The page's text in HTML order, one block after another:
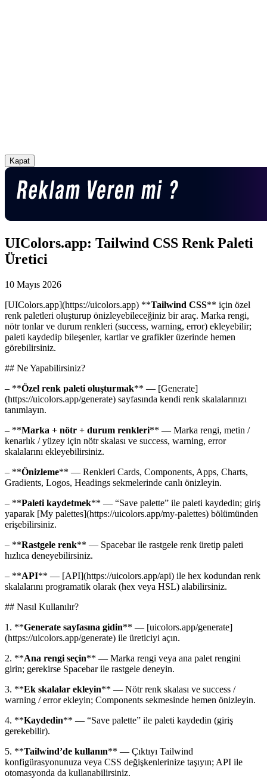
Kapat
UIColors.app: Tailwind CSS Renk Paleti
Üretici
10 Mayıs 2026
[UIColors.app](https://uicolors.app) **Tailwind CSS** için özel
renk paletleri oluşturup önizleyebileceğiniz bir araç. Marka rengi,
nötr tonlar ve durum renkleri (success, warning, error) ekleyebilir;
paleti kaydedip bileşenler, kartlar ve grafikler üzerinde hemen
görebilirsiniz.
## Ne Yapabilirsiniz?
– **Özel renk paleti oluşturmak** — [Generate]
(https://uicolors.app/generate) sayfasında kendi renk skalalarınızı
tanımlayın.
– **Marka + nötr + durum renkleri** — Marka rengi, metin /
kenarlık / yüzey için nötr skalası ve success, warning, error
skalalarını ekleyebilirsiniz.
– **Önizleme** — Renkleri Cards, Components, Apps, Charts,
Gradients, Logos, Headings sekmelerinde canlı önizleyin.
– **Paleti kaydetmek** — “Save palette” ile paleti kaydedin; giriş
yaparak [My palettes](https://uicolors.app/my-palettes) bölümünden
erişebilirsiniz.
– **Rastgele renk** — Spacebar ile rastgele renk üretip paleti
hızlıca deneyebilirsiniz.
– **API** — [API](https://uicolors.app/api) ile hex kodundan renk
skalalarını programatik olarak (hex veya HSL) alabilirsiniz.
## Nasıl Kullanılır?
1. **Generate sayfasına gidin** — [uicolors.app/generate]
(https://uicolors.app/generate) ile üreticiyi açın.
2. **Ana rengi seçin** — Marka rengi veya ana palet rengini
girin; gerekirse Spacebar ile rastgele deneyin.
3. **Ek skalalar ekleyin** — Nötr renk skalası ve success /
warning / error ekleyin; Components sekmesinde hemen önizleyin.
4. **Kaydedin** — “Save palette” ile paleti kaydedin (giriş
gerekebilir).
5. **Tailwind’de kullanın** — Çıktıyı Tailwind
konfigürasyonunuza veya CSS değişkenlerinize taşıyın; API ile
otomasyonda da kullanabilirsiniz.